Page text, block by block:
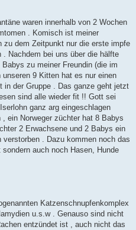
waren innerhalb von 2 Wochen
. Komisch ist meiner
zu dem Zeitpunkt nur die erste impfe
Nachdem bei uns über die hälfte
zu meiner Freundin (die im
unseren 9 Kitten hat es nur einen
in der Gruppe . Das ganze geht jetzt
sind alle wieder fit !! Gott sei
ganz arg eingeschlagen
ein Norweger züchter hat 8 Babys
2 Erwachsene und 2 Babys ein
verstorben . Dazu kommen noch das
auch noch Hasen, Hunde
Katzenschnupfenkomplex
u.s.w . Genauso sind nicht
entzündet ist , auch nicht das